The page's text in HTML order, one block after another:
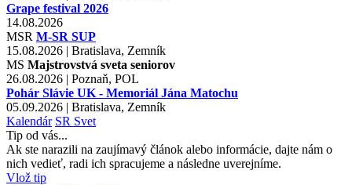
Grape festival 2026
14.08.2026
MSR M-SR SUP
15.08.2026 | Bratislava, Zemník
MS Majstrovstvá sveta seniorov
26.08.2026 | Poznaň, POL
Pohár Slávie UK - Memoriál Jána Matochu
05.09.2026 | Bratislava, Zemník
Kalendár SR Svet
Tip od vás...
Ak ste narazili na zaujímavý článok alebo informácie, dajte nám o
nich vedieť, radi ich spracujeme a následne uverejníme.
Vlož tip